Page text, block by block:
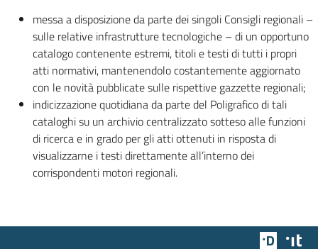
messa a disposizione da parte dei singoli Consigli regionali –
sulle relative infrastrutture tecnologiche – di un opportuno
catalogo contenente estremi, titoli e testi di tutti i propri
atti normativi, mantenendolo costantemente aggiornato
con le novità pubblicate sulle rispettive gazzette regionali;
indicizzazione quotidiana da parte del Poligrafico di tali
cataloghi su un archivio centralizzato sotteso alle funzioni
di ricerca e in grado per gli atti ottenuti in risposta di
visualizzarne i testi direttamente all’interno dei
corrispondenti motori regionali.
Team